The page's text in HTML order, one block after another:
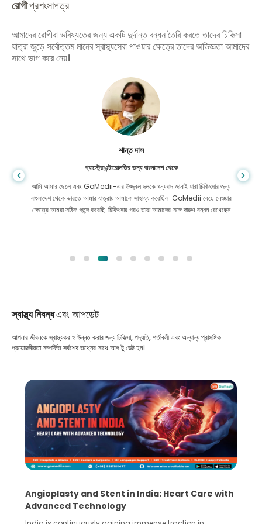
রোগীপ্রশংসাপত্র
আমাদের রোগীরা ভবিষ্যতের জন্য একটি দুর্দান্ত বন্ধন তৈরি করতে তাদের চিকিত্সা
যাত্রা জুড়ে সর্বোত্তম মানের স্বাস্থ্যসেবা পাওয়ার ক্ষেত্রে তাদের অভিজ্ঞতা আমাদের
সাথে ভাগ করে নেয়।
শান্ত দাস
গ্যাস্ট্রোএন্টারোলজির জন্য বাংলাদেশ থেকে
আমি আমার ছেলে এবং GoMedii-এর উজ্জ্বল দলকে ধন্যবাদ জানাই যারা চিকিৎসার জন্য
বাংলাদেশ থেকে ভারতে আমার যাত্রায় আমাকে সাহায্য করেছিল। GoMedii বেছে নেওয়ার
ক্ষেত্রে আমরা সঠিক পছন্দ করেছি। চিকিৎসার পরও তারা আমাদের সঙ্গে দারুণ বন্ধন রেখেছেন
স্বাস্থ্য নিবন্ধএবং আপডেট
আপনার জীবনকে স্বাস্থ্যকর ও উন্নত করার জন্য চিকিত্সা, পদ্ধতি, শর্তাবলী এবং অন্যান্য প্রাসঙ্গিক
প্রয়োজনীয়তা সম্পর্কিত সর্বশেষ তথ্যের সাথে আপ টু ডেট হন।
Angioplasty and Stent in India: Heart Care with
Advanced Technology